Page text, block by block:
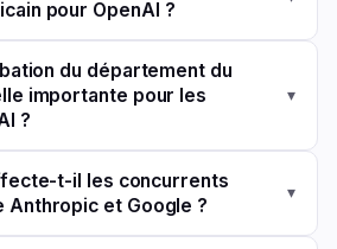
pour OpenAI ?
du département du
importante pour les
?
▾
t-il les concurrents
Anthropic et Google ?
▾